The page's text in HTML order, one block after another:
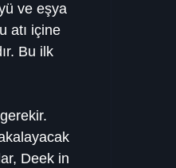
ve eşya
atı içine
Bu ilk
Deek in